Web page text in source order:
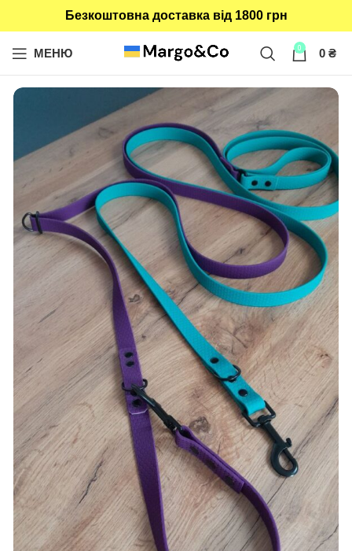
Безкоштовна доставка від 1800 грн
МЕНЮ 0 0 ₴